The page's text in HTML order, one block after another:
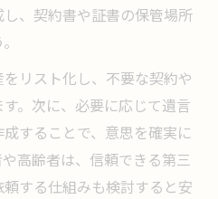
、契約書や証書の保管場所
リスト化し、不要な契約や
。次に、必要に応じて遺言
することで、意思を確実に
高齢者は、信頼できる第三
する仕組みも検討すると安